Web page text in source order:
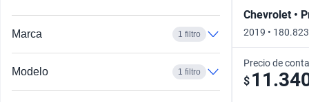
Marca 1 filtro
Modelo 1 filtro
Chevrolet •
2019 • 180.823
Precio de
$